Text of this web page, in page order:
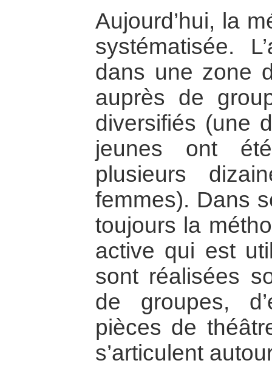
Aujourd’hui, la
systématisée.
dans une zone
auprès de
diversifiés (une
jeunes ont
plusieurs
femmes). Dans
toujours la
active qui est
sont réalisées
de groupes,
pièces de
s’articulent